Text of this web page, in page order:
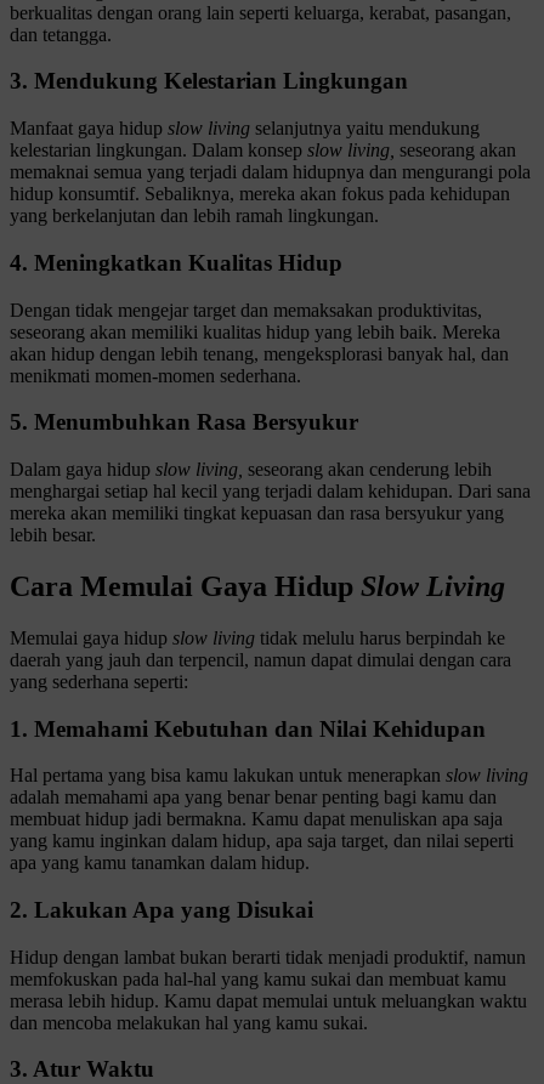
berkualitas dengan orang lain seperti keluarga, kerabat, pasangan,
dan tetangga.
3. Mendukung Kelestarian Lingkungan
Manfaat gaya hidup slow living selanjutnya yaitu mendukung
kelestarian lingkungan. Dalam konsep slow living, seseorang akan
memaknai semua yang terjadi dalam hidupnya dan mengurangi pola
hidup konsumtif. Sebaliknya, mereka akan fokus pada kehidupan
yang berkelanjutan dan lebih ramah lingkungan.
4. Meningkatkan Kualitas Hidup
Dengan tidak mengejar target dan memaksakan produktivitas,
seseorang akan memiliki kualitas hidup yang lebih baik. Mereka
akan hidup dengan lebih tenang, mengeksplorasi banyak hal, dan
menikmati momen-momen sederhana.
5. Menumbuhkan Rasa Bersyukur
Dalam gaya hidup slow living, seseorang akan cenderung lebih
menghargai setiap hal kecil yang terjadi dalam kehidupan. Dari sana
mereka akan memiliki tingkat kepuasan dan rasa bersyukur yang
lebih besar.
Cara Memulai Gaya Hidup Slow Living
Memulai gaya hidup slow living tidak melulu harus berpindah ke
daerah yang jauh dan terpencil, namun dapat dimulai dengan cara
yang sederhana seperti:
1. Memahami Kebutuhan dan Nilai Kehidupan
Hal pertama yang bisa kamu lakukan untuk menerapkan slow living
adalah memahami apa yang benar benar penting bagi kamu dan
membuat hidup jadi bermakna. Kamu dapat menuliskan apa saja
yang kamu inginkan dalam hidup, apa saja target, dan nilai seperti
apa yang kamu tanamkan dalam hidup.
2. Lakukan Apa yang Disukai
Hidup dengan lambat bukan berarti tidak menjadi produktif, namun
memfokuskan pada hal-hal yang kamu sukai dan membuat kamu
merasa lebih hidup. Kamu dapat memulai untuk meluangkan waktu
dan mencoba melakukan hal yang kamu sukai.
3. Atur Waktu